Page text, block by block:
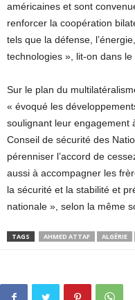
américaines et sont
renforcer la coopération
tels que la défense,
technologies », lit-on dans le
Sur le plan du
« évoqué les
soulignant leur engagement
Conseil de sécurité des
pérenniser l’accord de
aussi à accompagner les
la sécurité et la stabilité et
nationale », selon la même
TAGS AHMED ATTAF ALGÉRIE